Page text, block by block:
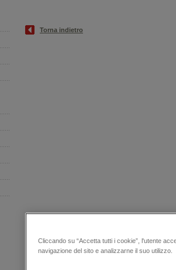
Torna indietro
Cliccando su “Accetta tutti i cookie”, l'utente
navigazione del sito e analizzarne il suo utilizzo.